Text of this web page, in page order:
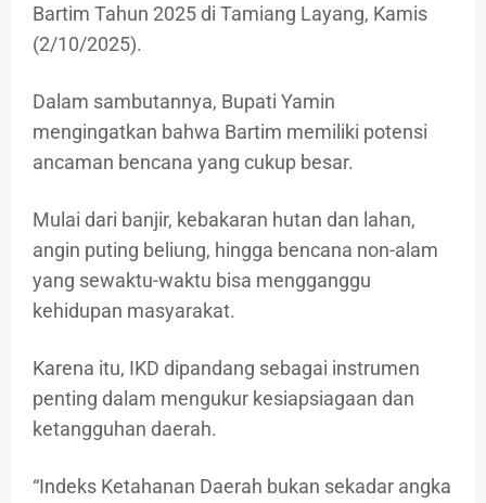
Bartim Tahun 2025 di Tamiang Layang, Kamis
(2/10/2025).
Dalam sambutannya, Bupati Yamin
mengingatkan bahwa Bartim memiliki potensi
ancaman bencana yang cukup besar.
Mulai dari banjir, kebakaran hutan dan lahan,
angin puting beliung, hingga bencana non-alam
yang sewaktu-waktu bisa mengganggu
kehidupan masyarakat.
Karena itu, IKD dipandang sebagai instrumen
penting dalam mengukur kesiapsiagaan dan
ketangguhan daerah.
“Indeks Ketahanan Daerah bukan sekadar angka